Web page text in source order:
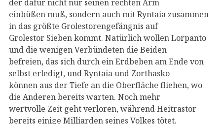
der dafür nicht nur seinen rechten Arm
einbüßen muß, sondern auch mit Ryntaia zusammen
in das größte Grolestorengefängnis auf
Grolestor Sieben kommt. Natürlich wollen Lorpanto
und die wenigen Verbündeten die Beiden
befreien, das sich durch ein Erdbeben am Ende von
selbst erledigt, und Ryntaia und Zorthasko
können aus der Tiefe an die Oberfläche fliehen, wo
die Anderen bereits warten. Noch mehr
wertvolle Zeit geht verloren, während Heitrastor
bereits einige Milliarden seines Volkes tötet.